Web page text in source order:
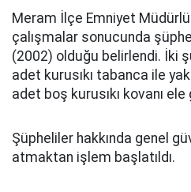
Meram İlçe Emniyet
çalışmalar sonucunda
(2002) olduğu belirlendi. İki
adet kurusıkı tabanca ile
adet boş kurusıkı kovanı
Şüpheliler hakkında genel
atmaktan işlem başlatıldı.